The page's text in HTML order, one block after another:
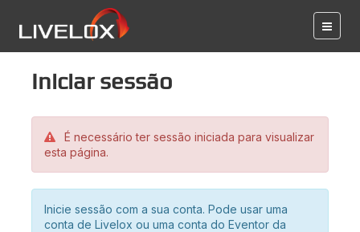
Iniciar sessão
É necessário ter sessão iniciada para visualizar
esta página.
Inicie sessão com a sua conta. Pode usar uma
conta de Livelox ou uma conta do Eventor da